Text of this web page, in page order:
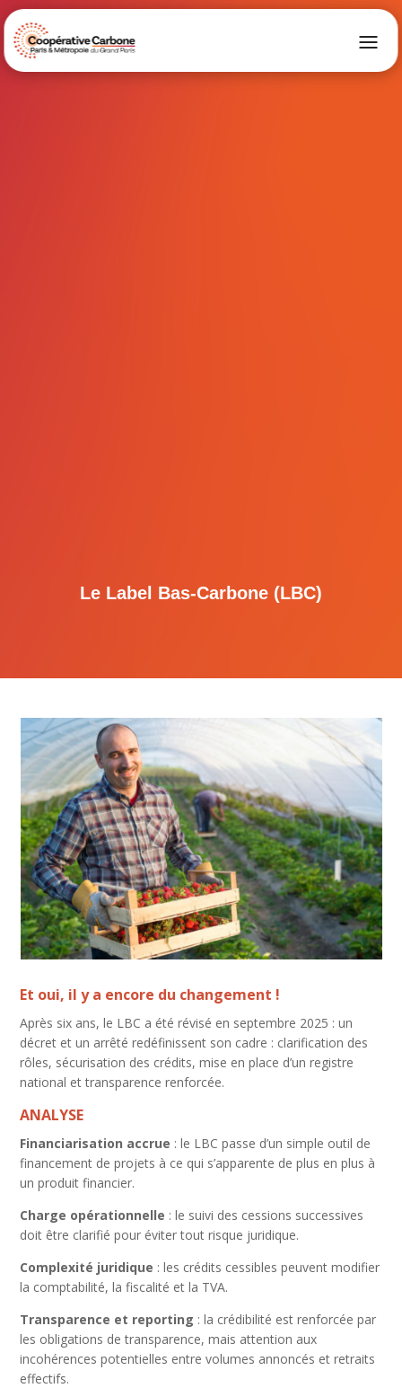
Le Label Bas-Carbone (LBC)
Et oui, il y a encore du changement !
Après six ans, le LBC a été révisé en septembre 2025 : un
décret et un arrêté redéfinissent son cadre : clarification des
rôles, sécurisation des crédits, mise en place d’un registre
national et transparence renforcée.
ANALYSE
Financiarisation accrue : le LBC passe d’un simple outil de
financement de projets à ce qui s’apparente de plus en plus à
un produit financier.
Charge opérationnelle : le suivi des cessions successives
doit être clarifié pour éviter tout risque juridique.
Complexité juridique : les crédits cessibles peuvent modifier
la comptabilité, la fiscalité et la TVA.
Transparence et reporting : la crédibilité est renforcée par
les obligations de transparence, mais attention aux
incohérences potentielles entre volumes annoncés et retraits
effectifs.